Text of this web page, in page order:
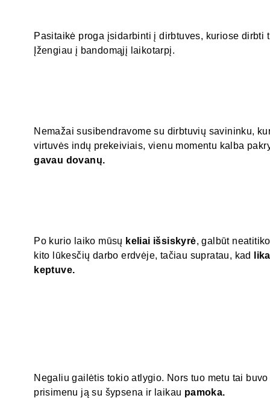
Pasitaikė proga įsidarbinti į dirbtuves, kuriose dirbti
Įžengiau į bandomąjį laikotarpį.
Nemažai susibendravome su dirbtuvių savininku,
virtuvės indų prekeiviais, vienu momentu kalba
gavau dovanų.
Po kurio laiko mūsų keliai išsiskyrė, galbūt
kito lūkesčių darbo erdvėje, tačiau supratau, kad
keptuve.
Negaliu gailėtis tokio atlygio. Nors tuo metu tai
prisimenu ją su šypsena ir laikau pamoka.